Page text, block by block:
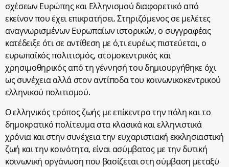
σχέσεων Ευρώπης και Ελληνισμού διαφορετικό από
εκείνον που έχει επικρατήσει. Στηριζόμενος σε μελέτες
αναγνωρισμένων Ευρωπαίων ιστορικών, ο συγγραφέας
κατέδειξε ότι σε αντίθεση με ό,τι ευρέως πιστεύεται, ο
ευρωπαϊκός πολιτισμός, ατομοκεντρικός και
χρησιμοθηρικός από τη γέννησή του δημιουργήθηκε όχι
ως συνέχεια αλλά στον αντίποδα του κοινωνικοκεντρικού
ελληνικού πολιτισμού.
Ο ελληνικός τρόπος ζωής με επίκεντρο την πόλη και το
δημοκρατικό πολίτευμα στα κλασικά και ελληνιστικά
χρόνια και στην συνέχεια την ευχαριστιακή εκκλησιαστική
ζωή και την κοινότητα, είναι ασύμβατος με την δυτική
κοινωνική οργάνωση που βασίζεται στη σύμβαση μεταξύ